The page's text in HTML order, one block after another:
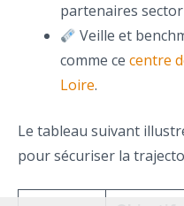
partenaires
Veille et
comme ce centre
Loire.
Le tableau suivant
pour sécuriser la